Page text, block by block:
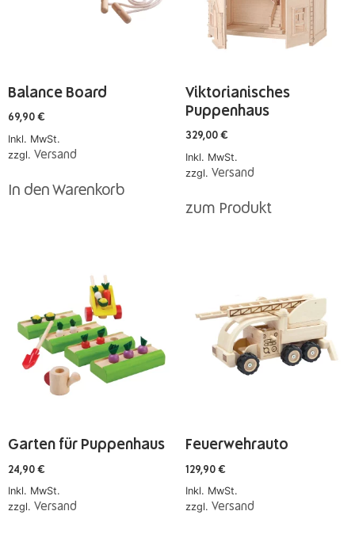
Balance Board
69,90 €
Inkl. MwSt.
zzgl. Versand
In den Warenkorb
Viktorianisches
Puppenhaus
329,00 €
Inkl. MwSt.
zzgl. Versand
zum Produkt
Garten für Puppenhaus
24,90 €
Inkl. MwSt.
zzgl. Versand
Feuerwehrauto
129,90 €
Inkl. MwSt.
zzgl. Versand